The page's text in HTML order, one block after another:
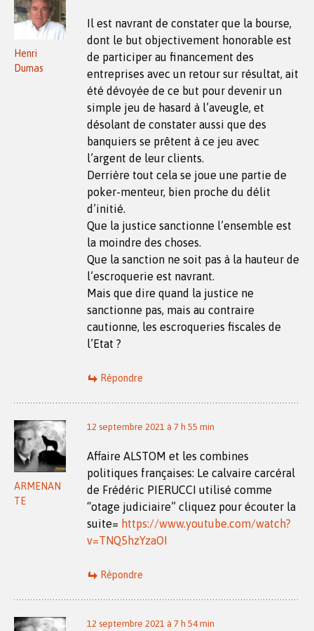
Henri
Dumas
Il est navrant de constater que la bourse,
dont le but objectivement honorable est
de participer au financement des
entreprises avec un retour sur résultat, ait
été dévoyée de ce but pour devenir un
simple jeu de hasard à l’aveugle, et
désolant de constater aussi que des
banquiers se prêtent à ce jeu avec
l’argent de leur clients.
Derrière tout cela se joue une partie de
poker-menteur, bien proche du délit
d’initié.
Que la justice sanctionne l’ensemble est
la moindre des choses.
Que la sanction ne soit pas à la hauteur de
l’escroquerie est navrant.
Mais que dire quand la justice ne
sanctionne pas, mais au contraire
cautionne, les escroqueries fiscales de
l’Etat ?
Répondre
ARMENAN
TE
12 septembre 2021 à 7 h 55 min
Affaire ALSTOM et les combines
politiques françaises: Le calvaire carcéral
de Frédéric PIERUCCI utilisé comme
“otage judiciaire” cliquez pour écouter la
suite= https://www.youtube.com/watch?
v=TNQ5hzYzaOI
Répondre
12 septembre 2021 à 7 h 54 min